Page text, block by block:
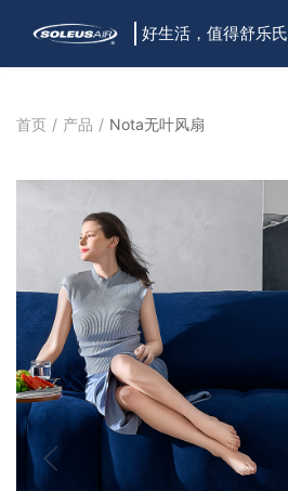
好生活，值得舒乐氏
首页 产品 Nota无叶风扇